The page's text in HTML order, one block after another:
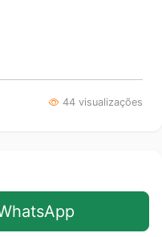
44 visualizações